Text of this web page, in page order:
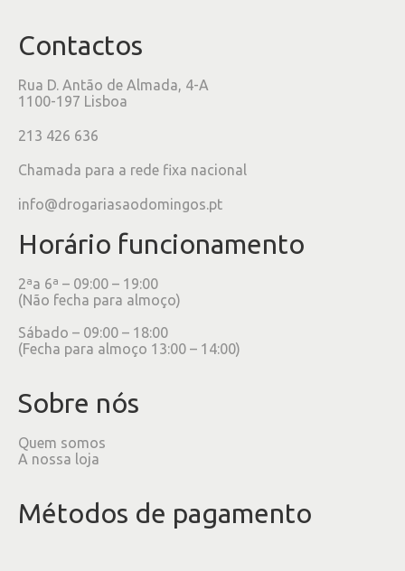
Contactos
Rua D. Antão de Almada, 4-A
1100-197 Lisboa
213 426 636
Chamada para a rede fixa nacional
info@drogariasaodomingos.pt
Horário funcionamento
2ªa 6ª – 09:00 – 19:00
(Não fecha para almoço)
Sábado – 09:00 – 18:00
(Fecha para almoço 13:00 – 14:00)
Sobre nós
Quem somos
A nossa loja
Métodos de pagamento